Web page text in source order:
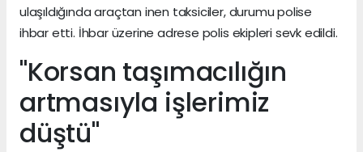
ulaşıldığında araçtan inen taksiciler, durumu polise
ihbar etti. İhbar üzerine adrese polis ekipleri sevk edildi.
"Korsan taşımacılığın
artmasıyla işlerimiz
düştü"